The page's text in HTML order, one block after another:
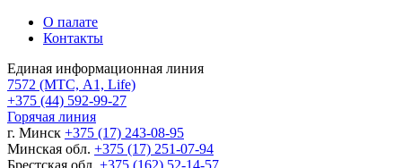
О палате
Контакты
Единая информационная линия
7572 (МТС, A1, Life)
+375 (44) 592-99-27
Горячая линия
г. Минск +375 (17) 243-08-95
Минская обл. +375 (17) 251-07-94
Брестская обл. +375 (162) 52-14-57